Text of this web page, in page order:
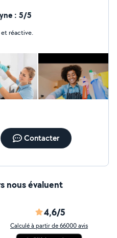
pour tout type
: 5/5
réactive.
Contacter
nous évaluent
4,6/5
Calculé à partir de 66000 avis